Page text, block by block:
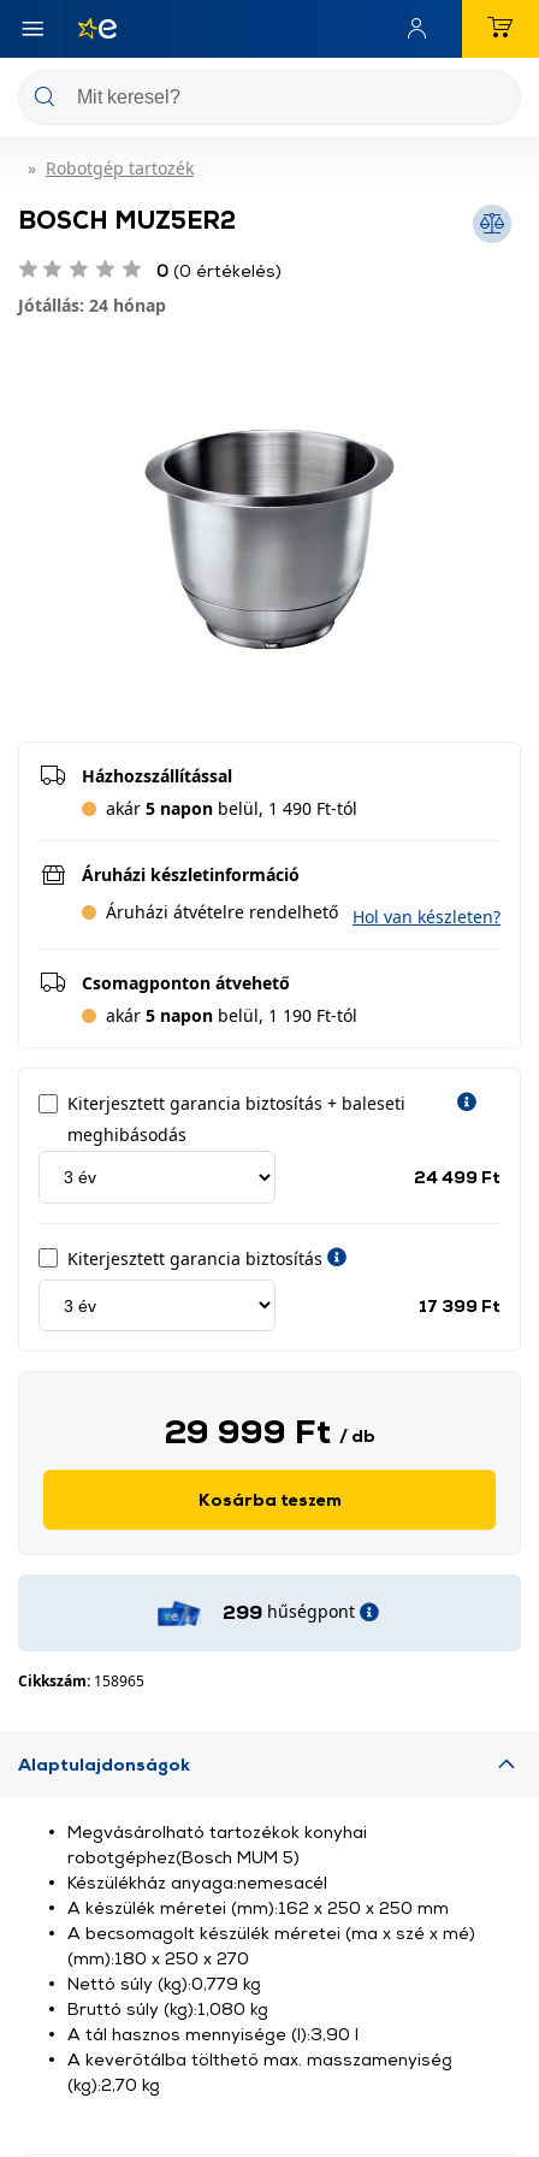
Robotgép tartozék
BOSCH MUZ5ER2
0 (0 értékelés)
Jótállás: 24 hónap
Házhozszállítással
akár 5 napon belül, 1 490 Ft-tól
Áruházi készletinformáció
Áruházi átvételre rendelhető
Hol van készleten?
Csomagponton átvehető
akár 5 napon belül, 1 190 Ft-tól
Kiterjesztett garancia biztosítás + baleseti
meghibásodás
24 499 Ft
Kiterjesztett garancia biztosítás
17 399 Ft
29 999 Ft / db
Kosárba teszem
299 hűségpont
Cikkszám: 158965
Alaptulajdonságok
Megvásárolható tartozékok konyhai
robotgéphez(Bosch MUM 5)
Készülékház anyaga:nemesacél
A készülék méretei (mm):162 x 250 x 250 mm
A becsomagolt készülék méretei (ma x szé x mé)
(mm):180 x 250 x 270
Nettó súly (kg):0,779 kg
Bruttó súly (kg):1,080 kg
A tál hasznos mennyisége (l):3,90 l
A keverőtálba tölthető max. masszamenyiség
(kg):2,70 kg